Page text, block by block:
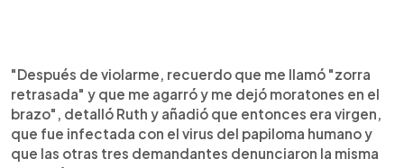
"Después de violarme, recuerdo que me llamó "zorra
retrasada" y que me agarró y me dejó moratones en el
brazo", detalló Ruth y añadió que entonces era virgen,
que fue infectada con el virus del papiloma humano y
que las otras tres demandantes denunciaron la misma